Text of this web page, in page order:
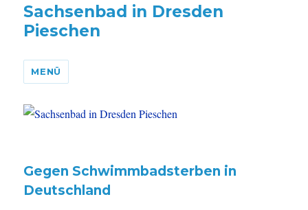
Sachsenbad in Dresden
Pieschen
MENÜ
Gegen Schwimmbadsterben in
Deutschland